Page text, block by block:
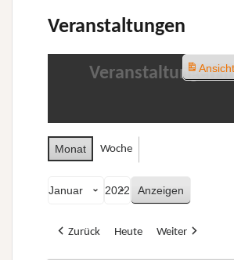
Veranstaltungen
Veranstaltungen
Monat Woche
Zurück Heute Weiter
Ansicht